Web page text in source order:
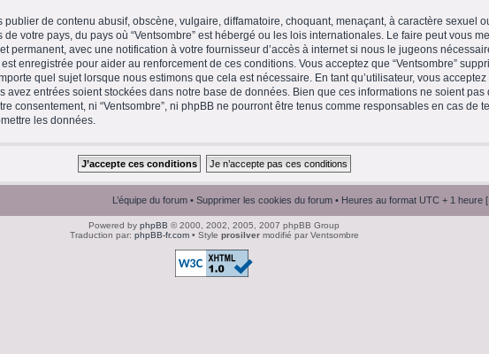
publier de contenu abusif, obscène, vulgaire, diffamatoire, choquant, menaçant, à caractère sexuel
votre pays, du pays où “Ventsombre” est hébergé ou les lois internationales. Le faire peut vous
permanent, avec une notification à votre fournisseur d’accès à internet si nous le jugeons
enregistrée pour aider au renforcement de ces conditions. Vous acceptez que “Ventsombre”
quel sujet lorsque nous estimons que cela est nécessaire. En tant qu’utilisateur, vous
avez entrées soient stockées dans notre base de données. Bien que ces informations ne soient pas
consentement, ni “Ventsombre”, ni phpBB ne pourront être tenus comme responsables en cas de
les données.
L’équipe du forum • Supprimer les cookies du forum • Heures au format UTC + 1 heure [
Powered by phpBB © 2000, 2002, 2005, 2007 phpBB Group
Traduction par: phpBB-fr.com• Style prosilvermodifié par Ventsombre